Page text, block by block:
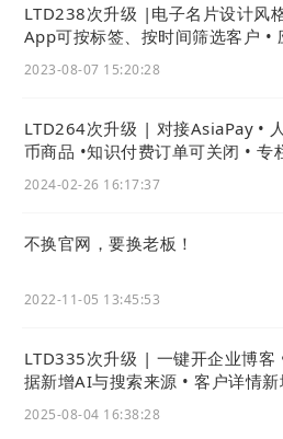
的不同运营阶段
求，自由选择用户特性或
分析、行为路径探索等，借
速洞察影响线索在各个阶
效的市场计划以及优化产
LTD238次升级 |电子名片设计风
App可按标签、按时间筛选客户 •
2023-08-07 15:20:28
LTD264次升级 | 对接AsiaPay • 人民币买外
币商品 •知识付费订单可关闭 • 专
2024-02-26 16:17:37
不换官网，要换老板！
2022-11-05 13:45:53
LTD335次升级 | 一键开企业博客
据新增AI与搜索来源 • 客户详情新
2025-08-04 16:38:28